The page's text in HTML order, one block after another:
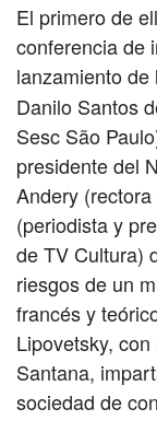
El primero de
conferencia de
lanzamiento
Danilo Santos
Sesc São
presidente del
Andery
(periodista y
de TV Cultura)
riesgos de un
francés y
Lipovetsky,
Santana,
sociedad de